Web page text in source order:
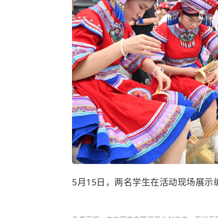
5月15日，两名学生在活动现场展